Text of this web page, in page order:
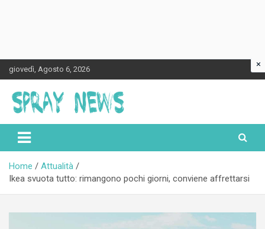
Skip
to
content
giovedì, Agosto 6, 2026
Spraynews.it
Home
Attualità
Ikea svuota tutto: rimangono pochi giorni, conviene affrettarsi
×